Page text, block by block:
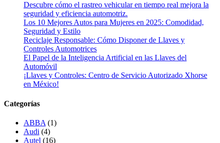
Descubre cómo el rastreo vehicular en tiempo real mejora la
seguridad y eficiencia automotriz.
Los 10 Mejores Autos para Mujeres en 2025: Comodidad,
Seguridad y Estilo
Reciclaje Responsable: Cómo Disponer de Llaves y
Controles Automotrices
El Papel de la Inteligencia Artificial en las Llaves del
Automóvil
¡Llaves y Controles: Centro de Servicio Autorizado Xhorse
en México!
Categorías
ABBA (1)
Audi (4)
Autel (16)